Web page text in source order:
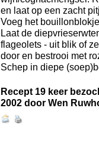
en laat op een zacht
Voeg het
Laat de
flageolets - uit blik of
door en bestrooi met
Schep in diepe
Recept 19 keer
2002 door Wen